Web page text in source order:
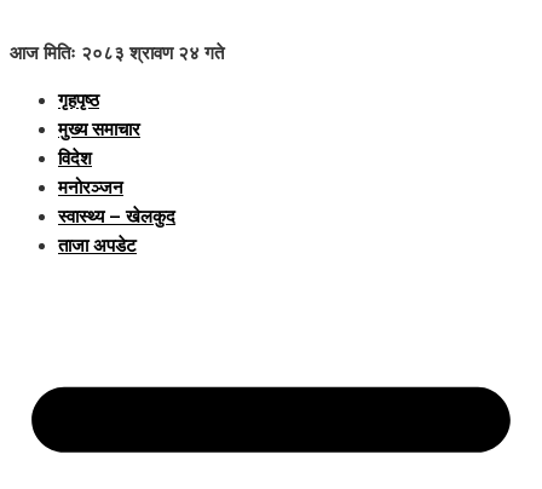
आज मितिः २०८३ श्रावण २४ गते
गृहपृष्ठ
मुख्य समाचार
विदेश
मनोरञ्जन
स्वास्थ्य – खेलकुद
ताजा अपडेट